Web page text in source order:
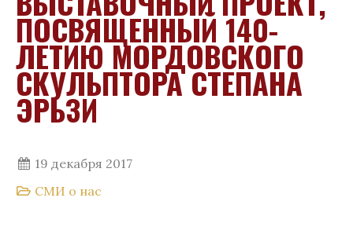
ПОСВЯЩЕННЫЙ 140-
ЛЕТИЮ МОРДОВСКОГО
СКУЛЬПТОРА СТЕПАНА
ЭРЬЗИ
19 декабря 2017
СМИ о нас